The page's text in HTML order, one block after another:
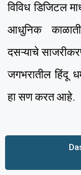
विविध डिजिटल
आधुनिक
दसऱ्याचे
जगभरातील हिंदू
हा सण करत आहे.